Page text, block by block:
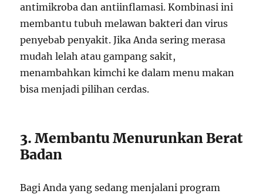
antimikroba dan antiinflamasi. Kombinasi ini
membantu tubuh melawan bakteri dan virus
penyebab penyakit. Jika Anda sering merasa
mudah lelah atau gampang sakit,
menambahkan kimchi ke dalam menu makan
bisa menjadi pilihan cerdas.
3. Membantu Menurunkan Berat
Badan
Bagi Anda yang sedang menjalani program